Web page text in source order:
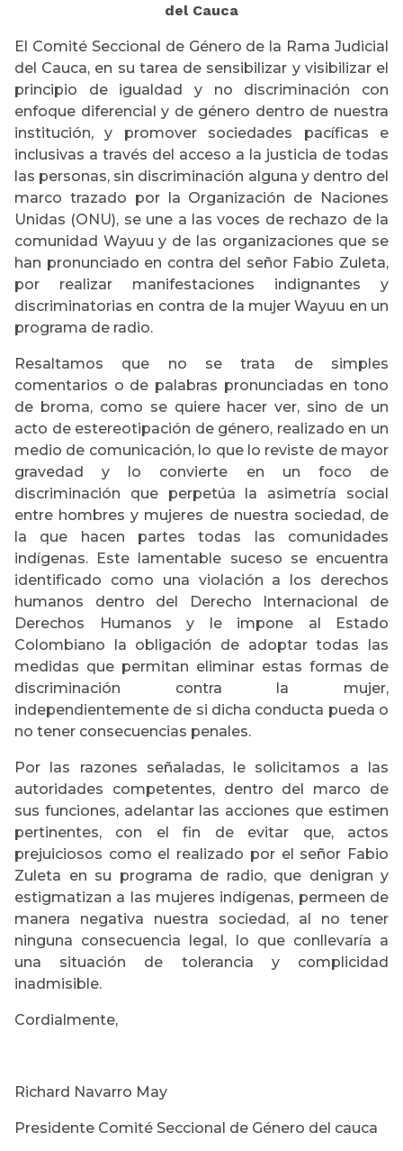
del Cauca
El Comité Seccional de Género de la Rama Judicial
del Cauca, en su tarea de sensibilizar y visibilizar el
principio de igualdad y no discriminación con
enfoque diferencial y de género dentro de nuestra
institución, y promover sociedades pacíficas e
inclusivas a través del acceso a la justicia de todas
las personas, sin discriminación alguna y dentro del
marco trazado por la Organización de Naciones
Unidas (ONU), se une a las voces de rechazo de la
comunidad Wayuu y de las organizaciones que se
han pronunciado en contra del señor Fabio Zuleta,
por realizar manifestaciones indignantes y
discriminatorias en contra de la mujer Wayuu en un
programa de radio.
Resaltamos que no se trata de simples
comentarios o de palabras pronunciadas en tono
de broma, como se quiere hacer ver, sino de un
acto de estereotipación de género, realizado en un
medio de comunicación, lo que lo reviste de mayor
gravedad y lo convierte en un foco de
discriminación que perpetúa la asimetría social
entre hombres y mujeres de nuestra sociedad, de
la que hacen partes todas las comunidades
indígenas. Este lamentable suceso se encuentra
identificado como una violación a los derechos
humanos dentro del Derecho Internacional de
Derechos Humanos y le impone al Estado
Colombiano la obligación de adoptar todas las
medidas que permitan eliminar estas formas de
discriminación contra la mujer,
independientemente de si dicha conducta pueda o
no tener consecuencias penales.
Por las razones señaladas, le solicitamos a las
autoridades competentes, dentro del marco de
sus funciones, adelantar las acciones que estimen
pertinentes, con el fin de evitar que, actos
prejuiciosos como el realizado por el señor Fabio
Zuleta en su programa de radio, que denigran y
estigmatizan a las mujeres indígenas, permeen de
manera negativa nuestra sociedad, al no tener
ninguna consecuencia legal, lo que conllevaría a
una situación de tolerancia y complicidad
inadmisible.
Cordialmente,
Richard Navarro May
Presidente Comité Seccional de Género del cauca